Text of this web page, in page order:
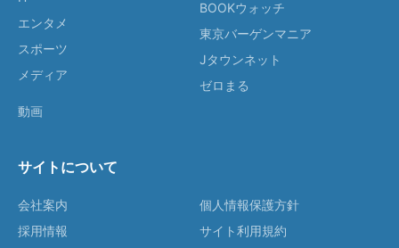
エンタメ
スポーツ
メディア
動画
BOOKウォッチ
東京バーゲンマニア
Jタウンネット
ゼロまる
サイトについて
会社案内
採用情報
個人情報保護方針
サイト利用規約